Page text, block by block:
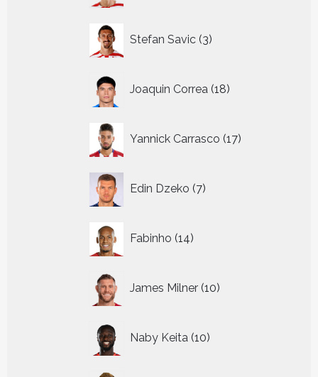
Stefan Savic 3
producten
Joaquin Correa 18
producten
Yannick Carrasco 17
producten
Edin Dzeko 7
producten
Fabinho 14
producten
James Milner 10
producten
Naby Keita 10
producten